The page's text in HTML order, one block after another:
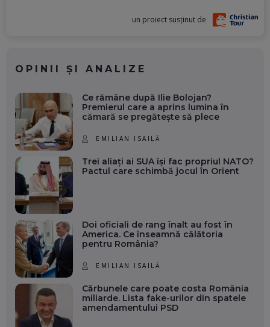
un proiect susținut de
OPINII ȘI ANALIZE
Ce rămâne după Ilie Bolojan?
Premierul care a aprins lumina în
cămară se pregătește să plece
EMILIAN ISAILĂ
Trei aliați ai SUA își fac propriul NATO?
Pactul care schimbă jocul în Orient
Doi oficiali de rang înalt au fost în
America. Ce înseamnă călătoria
pentru România?
EMILIAN ISAILĂ
Cărbunele care poate costa România
miliarde. Lista fake-urilor din spatele
amendamentului PSD